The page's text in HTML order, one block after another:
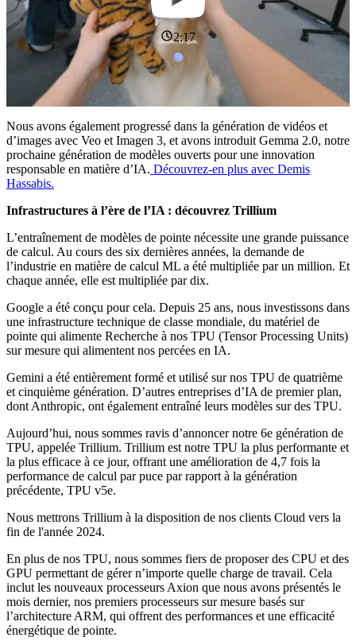
2:17
Nous avons également progressé dans la génération de vidéos et
d’images avec Veo et Imagen 3, et avons introduit Gemma 2.0, notre
prochaine génération de modèles ouverts pour une innovation
responsable en matière d’IA. Découvrez-en plus avec Demis
Hassabis.
Infrastructures à l’ère de l’IA : découvrez Trillium
L’entraînement de modèles de pointe nécessite une grande puissance
de calcul. Au cours des six dernières années, la demande de
l’industrie en matière de calcul ML a été multipliée par un million. Et
chaque année, elle est multipliée par dix.
Google a été conçu pour cela. Depuis 25 ans, nous investissons dans
une infrastructure technique de classe mondiale, du matériel de
pointe qui alimente Recherche à nos TPU (Tensor Processing Units)
sur mesure qui alimentent nos percées en IA.
Gemini a été entièrement formé et utilisé sur nos TPU de quatrième
et cinquième génération. D’autres entreprises d’IA de premier plan,
dont Anthropic, ont également entraîné leurs modèles sur des TPU.
Aujourd’hui, nous sommes ravis d’annoncer notre 6e génération de
TPU, appelée Trillium. Trillium est notre TPU la plus performante et
la plus efficace à ce jour, offrant une amélioration de 4,7 fois la
performance de calcul par puce par rapport à la génération
précédente, TPU v5e.
Nous mettrons Trillium à la disposition de nos clients Cloud vers la
fin de l'année 2024.
En plus de nos TPU, nous sommes fiers de proposer des CPU et des
GPU permettant de gérer n’importe quelle charge de travail. Cela
inclut les nouveaux processeurs Axion que nous avons présentés le
mois dernier, nos premiers processeurs sur mesure basés sur
l’architecture ARM, qui offrent des performances et une efficacité
énergétique de pointe.